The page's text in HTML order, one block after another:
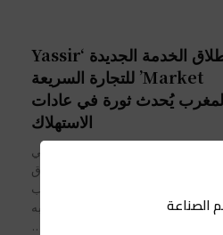
إطلاق الخدمة الجديدة ‘Yassir
Market’ للتجارة السريعة
يُحدث ثورة في عادات
الاستهلاك
أعلنت شركة "YASSIR"، الفاعل الرئيسي
التجارة السريعة بـالمغرب، عن إطلاق
الخدمة الجديدة Yassir Market، حسب
صحفي عمَّمَته الشركة وتوصلت به
"مجلة صناعة المغرب". من التنقل...
الصناعة